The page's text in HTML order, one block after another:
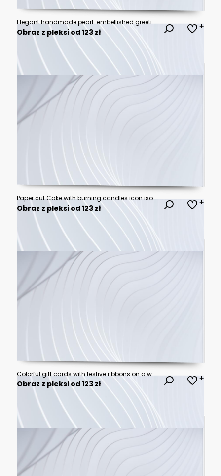
Elegant handmade pearl-embellished greeting cards for special occasions
Obraz z pleksi od 123 zł
Paper cut Cake with burning candles icon isolated on grey background. Happy Birthday. Paper art style. Vector
Obraz z pleksi od 123 zł
Colorful gift cards with festive ribbons on a wooden table for holiday shopping and gift giving.
Obraz z pleksi od 123 zł